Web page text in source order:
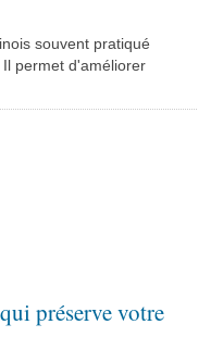
souvent pratiqué
permet d'améliorer
préserve votre